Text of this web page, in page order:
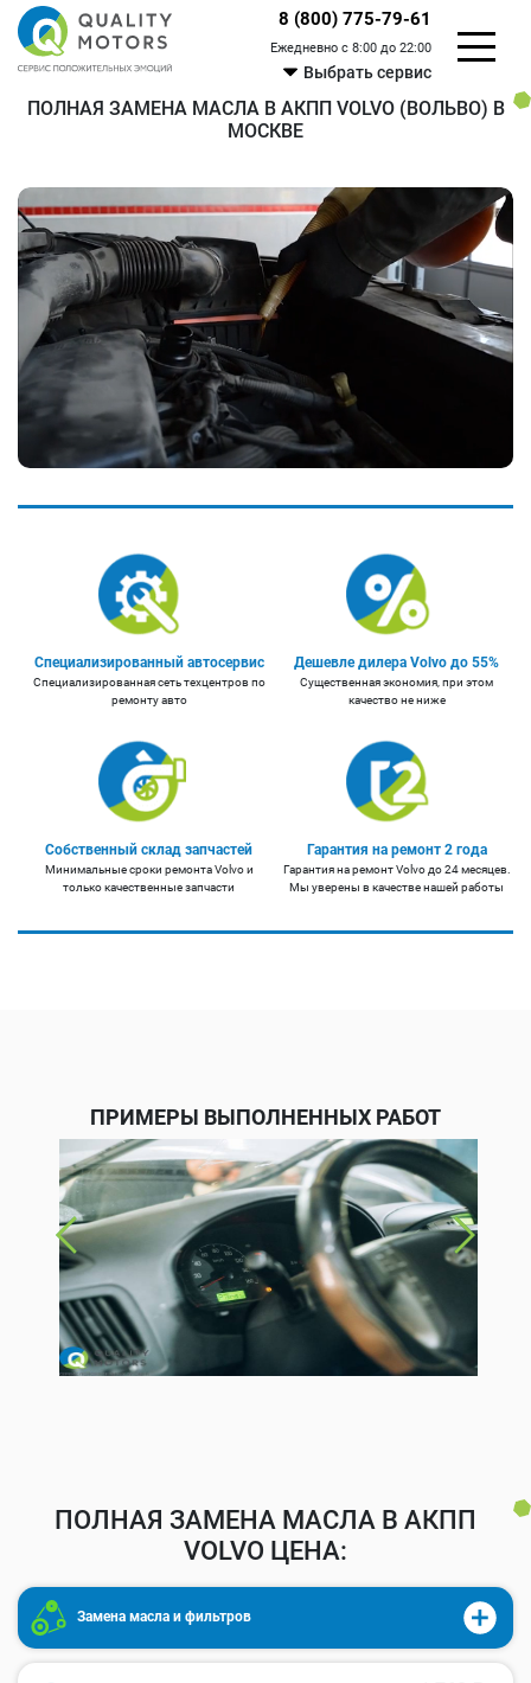
8 (800) 775-79-61
Ежедневно с 8:00 до 22:00
Выбрать сервис
ПОЛНАЯ ЗАМЕНА МАСЛА В АКПП VOLVO (ВОЛЬВО) В
МОСКВЕ
Специализированный автосервис
Специализированная сеть техцентров по
ремонту авто
Дешевле дилера Volvo до 55%
Существенная экономия, при этом
качество не ниже
Собственный склад запчастей
Минимальные сроки ремонта Volvo и
только качественные запчасти
Гарантия на ремонт 2 года
Гарантия на ремонт Volvo до 24 месяцев.
Мы уверены в качестве нашей работы
ПРИМЕРЫ ВЫПОЛНЕННЫХ РАБОТ
ПОЛНАЯ ЗАМЕНА МАСЛА В АКПП
VOLVO ЦЕНА:
Замена масла и фильтров